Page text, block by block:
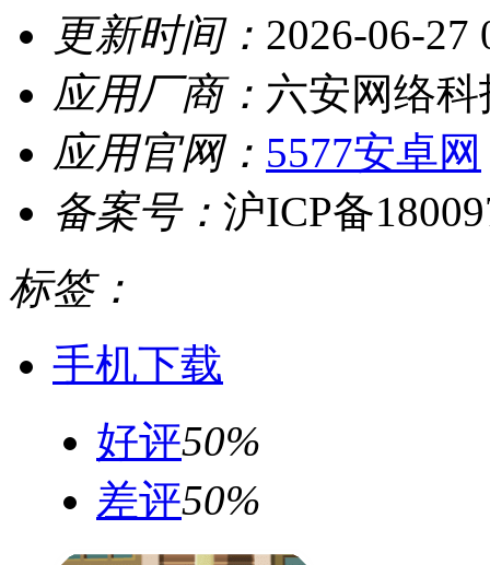
更新时间： 2026-06-27
应用厂商： 六安网络
应用官网： 5577安卓网
备案号： 沪ICP备
标签：
手机下载
好评50%
差评50%